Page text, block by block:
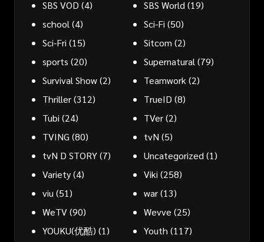
SBS VOD (4) SBS World (19)
school (4) Sci-Fi (50)
Sci-Fri (15) Sitcom (2)
sports (20) Supernatural (79)
Survival Show(2) Teamwork (2)
Thriller(312) TrueID (8)
Tubi (24) TVer(2)
TVING (80) tvN (5)
tvN D STORY(7) Uncategorized (1)
Variety(4) Viki (258)
viu (51) war(13)
WeTV(90) Wevve (25)
YOUKU(优酷) (1) Youth (117)